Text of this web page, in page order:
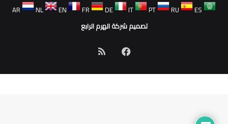
AR
NL EN FR DE IT PT RU
ES
تصميم شركة الهرم الرابع
فيسبوكملخص
الموقع